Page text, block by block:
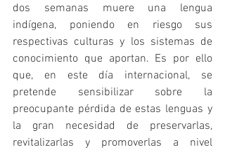
dos semanas muere una lengua
indígena, poniendo en riesgo sus
respectivas culturas y los sistemas de
conocimiento que aportan. Es por ello
que, en este día internacional, se
pretende sensibilizar sobre la
preocupante pérdida de estas lenguas y
la gran necesidad de preservarlas,
revitalizarlas y promoverlas a nivel